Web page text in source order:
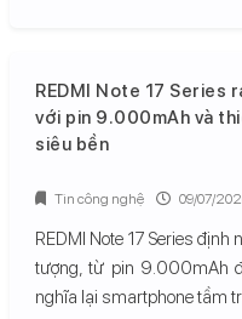
REDMI Note 17 Series
với pin 9.000mAh và
siêu bền
REDMI Note 17 Series
tượng, từ pin 9.000mAh
nghĩa lại smartphone tầm
Tin công nghệ 09/07/